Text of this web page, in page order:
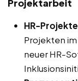
Projektarbeit
HR-
Projekten
neuer HR-